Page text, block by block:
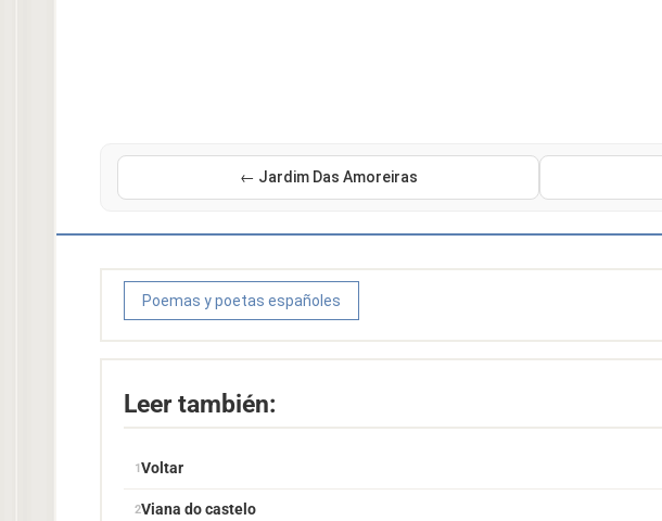
← Jardim Das Amoreiras
Poemas y poetas españoles
Leer también:
Voltar
Viana do castelo